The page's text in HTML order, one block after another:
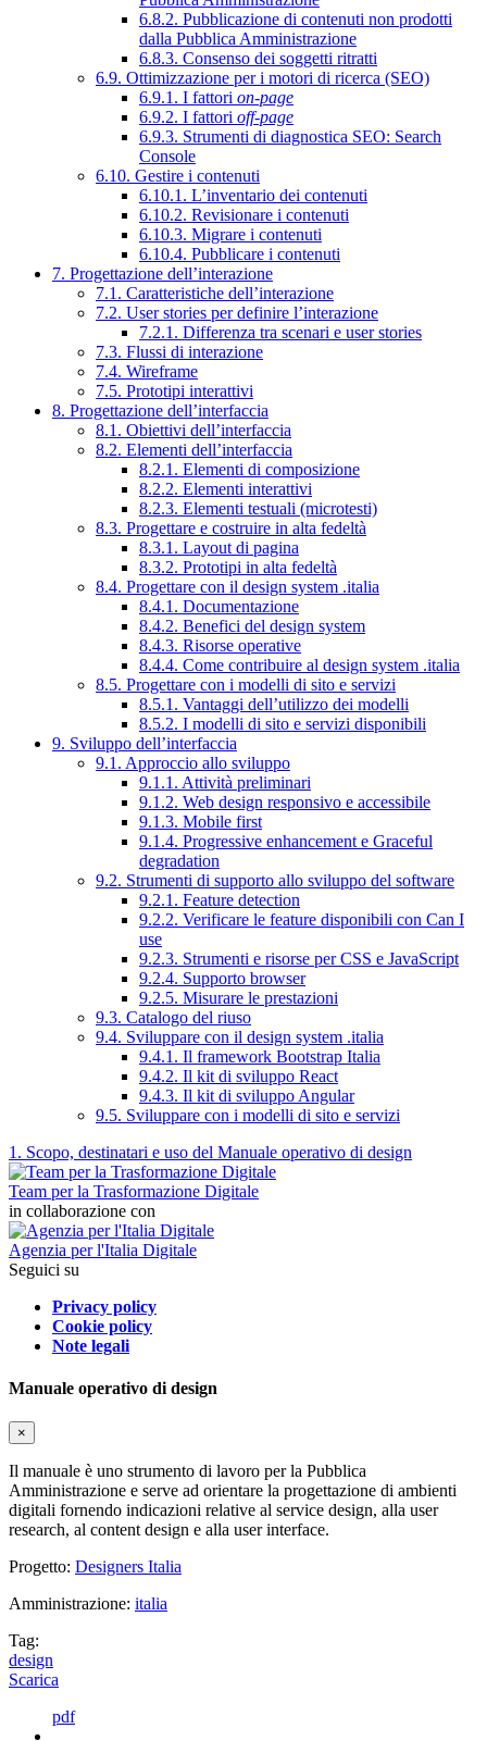
6.8.2. Pubblicazione di contenuti non prodotti
dalla Pubblica Amministrazione
6.8.3. Consenso dei soggetti ritratti
6.9. Ottimizzazione per i motori di ricerca (SEO)
6.9.1. I fattori on-page
6.9.2. I fattori off-page
6.9.3. Strumenti di diagnostica SEO: Search
Console
6.10. Gestire i contenuti
6.10.1. L’inventario dei contenuti
6.10.2. Revisionare i contenuti
6.10.3. Migrare i contenuti
6.10.4. Pubblicare i contenuti
7. Progettazione dell’interazione
7.1. Caratteristiche dell’interazione
7.2. User stories per definire l’interazione
7.2.1. Differenza tra scenari e user stories
7.3. Flussi di interazione
7.4. Wireframe
7.5. Prototipi interattivi
8. Progettazione dell’interfaccia
8.1. Obiettivi dell’interfaccia
8.2. Elementi dell’interfaccia
8.2.1. Elementi di composizione
8.2.2. Elementi interattivi
8.2.3. Elementi testuali (microtesti)
8.3. Progettare e costruire in alta fedeltà
8.3.1. Layout di pagina
8.3.2. Prototipi in alta fedeltà
8.4. Progettare con il design system .italia
8.4.1. Documentazione
8.4.2. Benefici del design system
8.4.3. Risorse operative
8.4.4. Come contribuire al design system .italia
8.5. Progettare con i modelli di sito e servizi
8.5.1. Vantaggi dell’utilizzo dei modelli
8.5.2. I modelli di sito e servizi disponibili
9. Sviluppo dell’interfaccia
9.1. Approccio allo sviluppo
9.1.1. Attività preliminari
9.1.2. Web design responsivo e accessibile
9.1.3. Mobile first
9.1.4. Progressive enhancement e Graceful
degradation
9.2. Strumenti di supporto allo sviluppo del software
9.2.1. Feature detection
9.2.2. Verificare le feature disponibili con Can I
use
9.2.3. Strumenti e risorse per CSS e JavaScript
9.2.4. Supporto browser
9.2.5. Misurare le prestazioni
9.3. Catalogo del riuso
9.4. Sviluppare con il design system .italia
9.4.1. Il framework Bootstrap Italia
9.4.2. Il kit di sviluppo React
9.4.3. Il kit di sviluppo Angular
9.5. Sviluppare con i modelli di sito e servizi
1. Scopo, destinatari e uso del Manuale operativo di design
Team per la Trasformazione Digitale
in collaborazione con
Agenzia per l'Italia Digitale
Seguici su
Privacy policy
Cookie policy
Note legali
Manuale operativo di design
×
Il manuale è uno strumento di lavoro per la Pubblica
Amministrazione e serve ad orientare la progettazione di ambienti
digitali fornendo indicazioni relative al service design, alla user
research, al content design e alla user interface.
Progetto: Designers Italia
Amministrazione: italia
Tag:
design
Scarica
pdf